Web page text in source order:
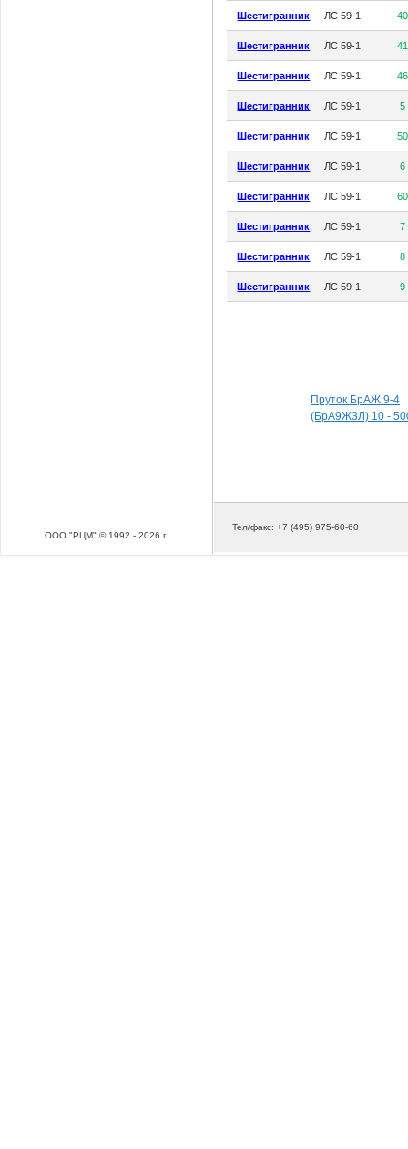
ООО "РЦМ" © 1992 - 2026 г.
Шестигранник ЛС 59-1 40
Шестигранник ЛС 59-1 41
Шестигранник ЛС 59-1 46
Шестигранник ЛС 59-1 5
Шестигранник ЛС 59-1 50
Шестигранник ЛС 59-1 6
Шестигранник ЛС 59-1 60
Шестигранник ЛС 59-1 7
Шестигранник ЛС 59-1 8
Шестигранник ЛС 59-1 9
Пруток БрАЖ 9-4
(БрА9Ж3Л) 10 -
Тел/факс: +7 (495) 975-60-60